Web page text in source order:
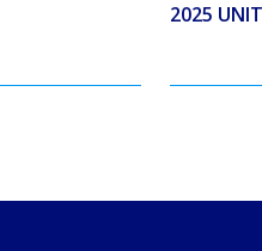
2025